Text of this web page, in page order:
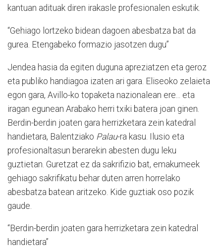
kantuan adituak diren irakasle profesionalen eskutik.
“Gehiago lortzeko bidean dagoen abesbatza bat da
gurea. Etengabeko formazio jasotzen dugu”
Jendea hasia da egiten duguna apreziatzen eta geroz
eta publiko handiagoa izaten ari gara. Eliseoko zelaieta
egon gara, Avillo-ko topaketa nazionalean ere... eta
iragan egunean Arabako herri txiki batera joan ginen.
Berdin-berdin joaten gara herrizketara zein katedral
handietara, Balentziako Palau-ra kasu. Ilusio eta
profesionaltasun berarekin abesten dugu leku
guztietan. Guretzat ez da sakrifizio bat, emakumeek
gehiago sakrifikatu behar duten arren horrelako
abesbatza batean aritzeko. Kide guztiak oso pozik
gaude.
“Berdin-berdin joaten gara herrizketara zein katedral
handietara”